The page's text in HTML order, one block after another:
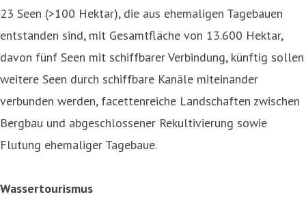
23 Seen (>100 Hektar), die aus ehemaligen Tagebauen
entstanden sind, mit Gesamtfläche von 13.600 Hektar,
davon fünf Seen mit schiffbarer Verbindung, künftig sollen
weitere Seen durch schiffbare Kanäle miteinander
verbunden werden, facettenreiche Landschaften zwischen
Bergbau und abgeschlossener Rekultivierung sowie
Flutung ehemaliger Tagebaue.
Wassertourismus